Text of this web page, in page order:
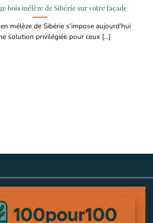
bois mélèze de Sibérie sur votre façade
mélèze de Sibérie s’impose aujourd’hui
solution privilégiée pour ceux [...]